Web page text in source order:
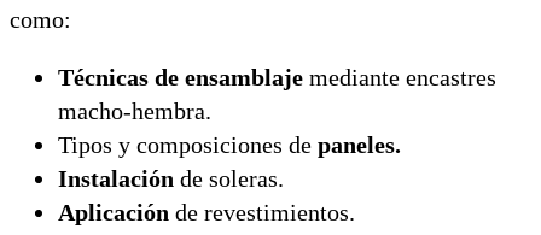
como:
Técnicas de ensamblaje mediante encastres
macho-hembra.
Tipos y composiciones de paneles.
Instalación de soleras.
Aplicación de revestimientos.